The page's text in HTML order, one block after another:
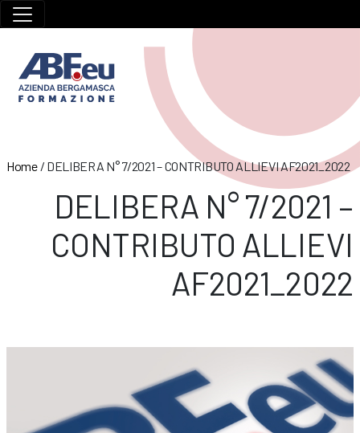
Home/ DELIBERA N° 7/2021 – CONTRIBUTO ALLIEVI AF2021_2022
DELIBERA N° 7/2021 –
CONTRIBUTO ALLIEVI
AF2021_2022